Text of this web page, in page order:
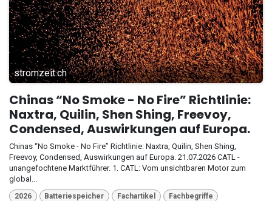
stromzeit.ch
Chinas “No Smoke - No Fire” Richtlinie:
Naxtra, Quilin, Shen Shing, Freevoy,
Condensed, Auswirkungen auf Europa.
Chinas “No Smoke - No Fire” Richtlinie: Naxtra, Quilin, Shen Shing,
Freevoy, Condensed, Auswirkungen auf Europa. 21.07.2026 CATL -
unangefochtene Marktführer. 1. CATL: Vom unsichtbaren Motor zum
global...
2026 Batteriespeicher Fachartikel Fachbegriffe